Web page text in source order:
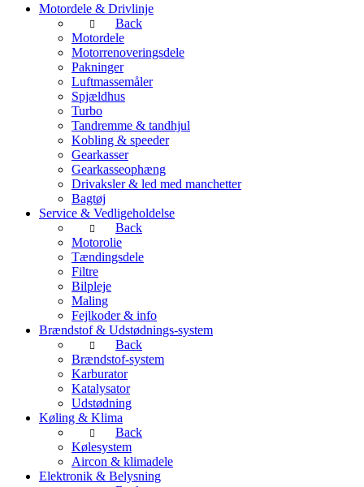
Motordele & Drivlinje
Back
Motordele
Motorrenoveringsdele
Pakninger
Luftmassemåler
Spjældhus
Turbo
Tandremme & tandhjul
Kobling & speeder
Gearkasser
Gearkasseophæng
Drivaksler & led med manchetter
Bagtøj
Service & Vedligeholdelse
Back
Motorolie
Tændingsdele
Filtre
Bilpleje
Maling
Fejlkoder & info
Brændstof & Udstødnings-system
Back
Brændstof-system
Karburator
Katalysator
Udstødning
Køling & Klima
Back
Kølesystem
Aircon & klimadele
Elektronik & Belysning